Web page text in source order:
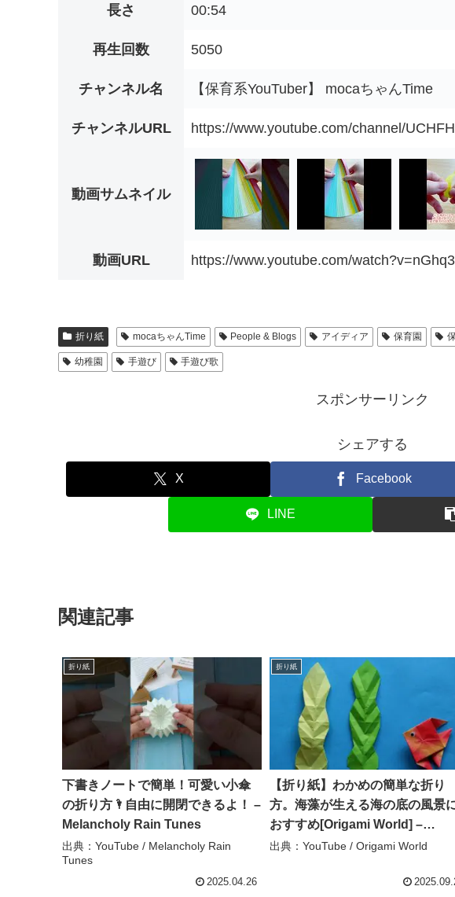
長さ 00:54
再生回数 5050
チャンネル名 【保育系YouTuber】 mocaちゃんTime
チャンネルURL https://www.youtube.com/channel/
動画サムネイル
動画URL https://www.youtube.com/
折り紙 mocaちゃんTime People & Blogs アイディア 保育園
幼稚園 手遊び 手遊び歌
スポンサーリンク
シェアする
X Facebook
LINE
関連記事
折り紙
下書きノートで簡単！可愛い小傘
の折り方🌂自由に開閉できるよ！ –
Melancholy Rain Tunes
出典：YouTube / Melancholy Rain
Tunes
2025.04.26
折り紙
【折り紙】わかめの簡単な折り
方。海藻が生える海の底の風景
おすすめ[Origami World] –
Origami World
出典：YouTube / Origami World